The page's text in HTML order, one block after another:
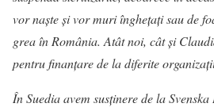
vor naște și vor muri înghețați sau de
grea în România. Atât noi, cât și
pentru finanțare de la diferite
În Suedia avem susținere de la